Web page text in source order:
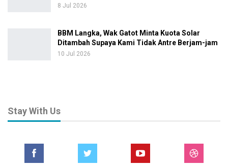
8 Jul 2026
BBM Langka, Wak Gatot Minta Kuota Solar
Ditambah Supaya Kami Tidak Antre Berjam-jam
10 Jul 2026
Stay With Us